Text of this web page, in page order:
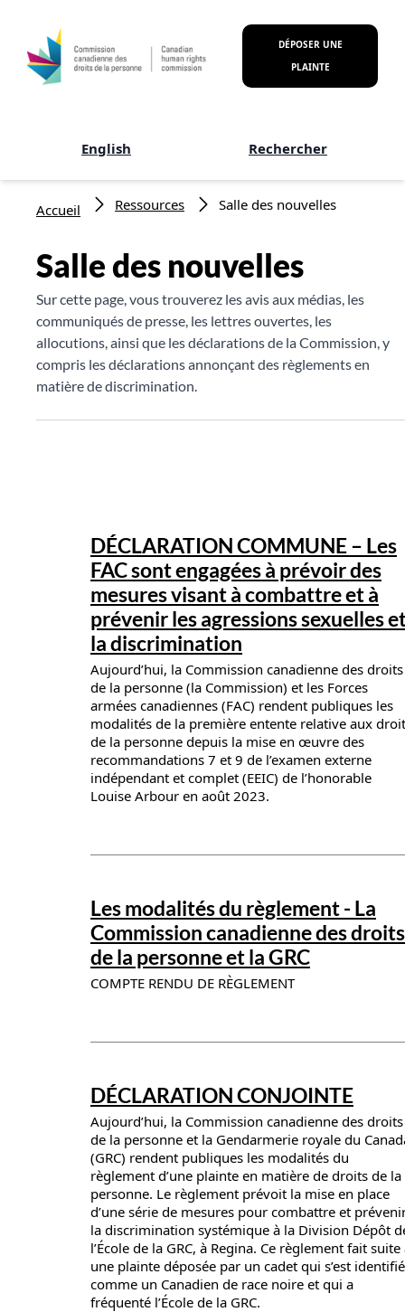
English Rechercher
DÉPOSER UNE
PLAINTE
Fil d'Ariane
Accueil Ressources Salle des nouvelles
Salle des nouvelles
Sur cette page, vous trouverez les avis aux médias, les
communiqués de presse, les lettres ouvertes, les
allocutions, ainsi que les déclarations de la Commission, y
compris les déclarations annonçant des règlements en
matière de discrimination.
DÉCLARATION COMMUNE – Les
FAC sont engagées à prévoir des
mesures visant à combattre et à
prévenir les agressions sexuelles
la discrimination
Aujourd’hui, la Commission canadienne des droits
de la personne (la Commission) et les Forces
armées canadiennes (FAC) rendent publiques les
modalités de la première entente relative aux
de la personne depuis la mise en œuvre des
recommandations 7 et 9 de l’examen externe
indépendant et complet (EEIC) de l’honorable
Louise Arbour en août 2023.
News details
Les modalités du règlement - La
Commission canadienne des droits
de la personne et la GRC
COMPTE RENDU DE RÈGLEMENT
News details
DÉCLARATION CONJOINTE
Aujourd’hui, la Commission canadienne des droits
de la personne et la Gendarmerie royale du
(GRC) rendent publiques les modalités du
règlement d’une plainte en matière de droits de la
personne. Le règlement prévoit la mise en place
d’une série de mesures pour combattre et
la discrimination systémique à la Division Dépôt
l’École de la GRC, à Regina. Ce règlement fait suite
une plainte déposée par un cadet qui s’est identifié
comme un Canadien de race noire et qui a
fréquenté l’École de la GRC.
News details